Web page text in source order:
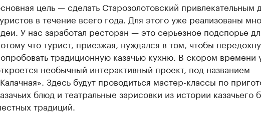
цель — сделать Старозолотовский привлекательным
в течение всего года. Для этого уже реализованы
У нас заработал ресторан — это серьезное подспорье
что турист, приезжая, нуждался в том, чтобы
традиционную казачью кухню. В скором времени
необычный интерактивный проект, под названием
Здесь будут проводиться мастер-классы по
блюд и театральные зарисовки из истории казачьего
традиций.